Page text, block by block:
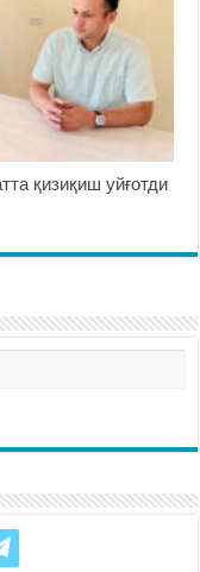
қизиқиш уйғотди